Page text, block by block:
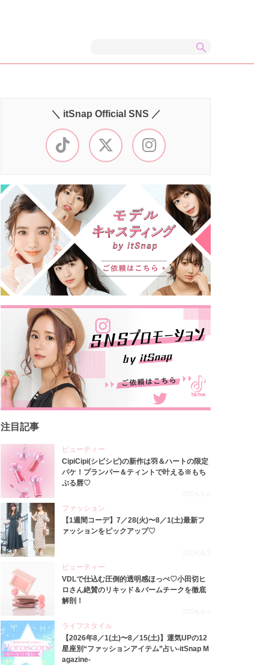
＼ itSnap Official SNS ／
注目記事
ビューティー
CipiCipi(シピシピ)の新作は羽＆ハートの限定
パケ！プランパー＆ティントで叶える※もち
ぷる唇♡
2026.8.6
ファッション
【1週間コーデ】7／28(火)〜8／1(土)最新フ
ァッションをピックアップ♡
2026.8.5
ビューティー
VDLで仕込む圧倒的透明感ほっぺ♡小田切ヒ
ロさん絶賛のリキッド＆バームチークを徹底
解剖！
2026.8.4
ライフスタイル
【2026年8／1(土)〜8／15(土)】運気UPの12
星座別“ファッションアイテム”占い-itSnap M
agazine-